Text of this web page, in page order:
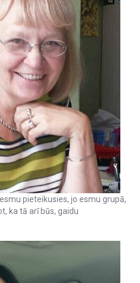
pieteikusies, jo esmu grupā,
ka tā arī būs, gaidu